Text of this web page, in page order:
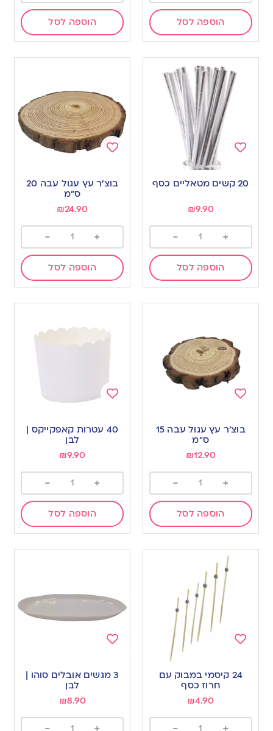
הוספה לסל הוספה לסל
to
wishlist
20 קשים מטאליים כסף
₪9.90
+
-
הוספה לסל
to
בוצ’ר עץ עגול עבה 20
ס”מ
₪24.90
+
-
הוספה לסל
to
wishlist
בוצ’ר עץ עגול עבה 15
ס”מ
₪12.90
+
-
הוספה לסל
to
wishlist
40 עטרות קאפקייקס |
לבן
₪9.90
+
-
הוספה לסל
wishlist
24 קיסמי במבוק עם
חרוז כסף
₪4.90
to3 מגשים אובלים סוהו |
לבן
₪8.90